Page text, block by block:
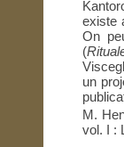
existe
On
(
un
M.
vol. I :